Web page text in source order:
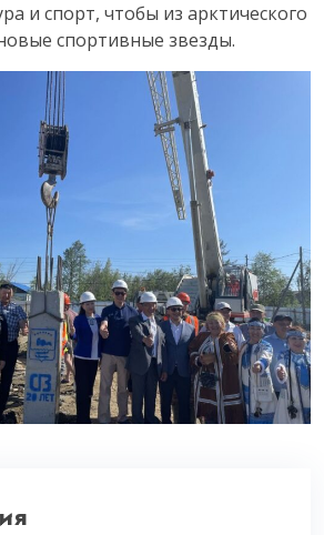
и спорт, чтобы из арктического
спортивные звезды.